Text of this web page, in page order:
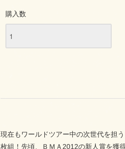
購入数
現在もワールドツアー中の次世代を担
枚組！先頃、ＢＭＡ2012の新人賞を獲